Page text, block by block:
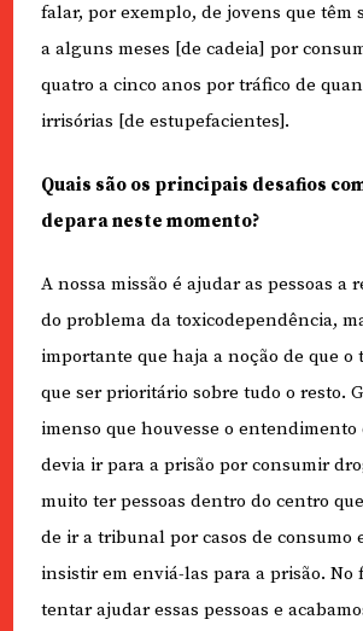
falar, por exemplo, de jovens que têm
a alguns meses [de cadeia] por
quatro a cinco anos por tráfico de
irrisórias [de estupefacientes].
Quais são os principais desafios
depara neste momento?
A nossa missão é ajudar as pessoas a
do problema da toxicodependência,
importante que haja a noção de que o
que ser prioritário sobre tudo o resto.
imenso que houvesse o
devia ir para a prisão por consumir
muito ter pessoas dentro do centro
de ir a tribunal por casos de consumo
insistir em enviá-las para a prisão. No
tentar ajudar essas pessoas e